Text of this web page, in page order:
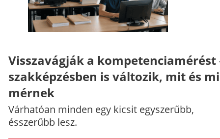
Visszavágják a kompetenciamérést
szakképzésben is változik, mit és
mérnek
Várhatóan minden egy kicsit egyszerűbb,
ésszerűbb lesz.